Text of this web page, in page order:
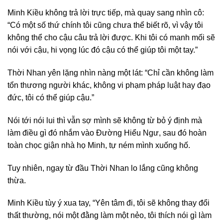
Minh Kiều không trả lời trực tiếp, mà quay sang nhìn cô:
“Có một số thứ chính tôi cũng chưa thể biết rõ, vì vậy tôi
không thể cho cậu câu trả lời được. Khi tôi có manh mối sẽ
nói với cậu, hi vọng lúc đó cậu có thể giúp tôi một tay.”
Thời Nhan yên lặng nhìn nàng một lát: “Chỉ cần không làm
tổn thương người khác, không vi phạm pháp luật hay đạo
đức, tôi có thể giúp cậu.”
Nói tới nói lui thì vẫn sợ mình sẽ không từ bỏ ý định mà
làm điều gì đó nhắm vào Đường Hiểu Ngư, sau đó hoàn
toàn chọc giận nhà họ Minh, tự ném mình xuống hố.
Tuy nhiên, ngay từ đầu Thời Nhan lo lắng cũng không
thừa.
Minh Kiều tùy ý xua tay, “Yên tâm đi, tôi sẽ không thay đổi
thất thường, nói một đằng làm một nẻo, tôi thích nói gì làm